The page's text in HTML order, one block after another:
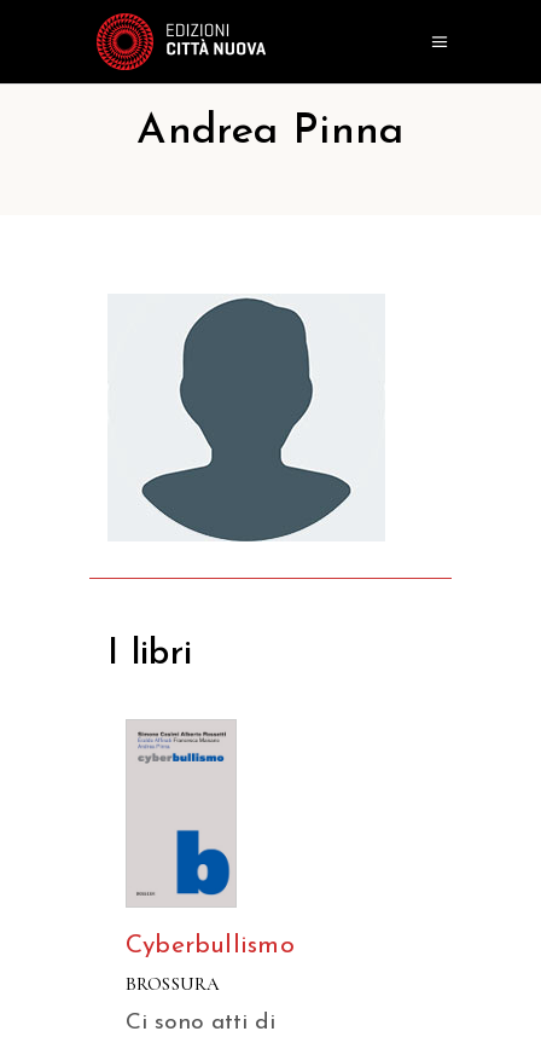
Andrea Pinna
I libri
Cyberbullismo
BROSSURA
Ci sono atti di